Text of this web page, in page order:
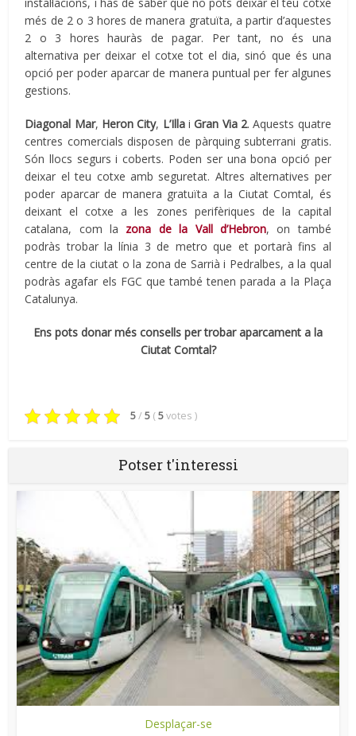
instal·lacions, i has de saber que no pots deixar el teu cotxe
més de 2 o 3 hores de manera gratuïta, a partir d’aquestes
2 o 3 hores hauràs de pagar. Per tant, no és una
alternativa per deixar el cotxe tot el dia, sinó que és una
opció per poder aparcar de manera puntual per fer algunes
gestions.
Diagonal Mar, HeronCity, L’IllaiGran Via 2. Aquests quatre
centres comercials disposen de pàrquing subterrani gratis.
Són llocs segurs i coberts. Poden ser una bona opció per
deixar el teu cotxe amb seguretat. Altres alternatives per
poder aparcar de manera gratuïta a la Ciutat Comtal, és
deixant el cotxe a les zones perifèriques de la capital
catalana, com la zona de la Vall d’Hebron, on també
podràs trobar la línia 3 de metro que et portarà fins al
centre de la ciutat o la zona de Sarrià i Pedralbes, a la qual
podràs agafar els FGC que també tenen parada a la Plaça
Catalunya.
Ens pots donar més consells per trobar aparcament a la
Ciutat Comtal?
5/ 5 (5votes )
Potser t'interessi
Desplaçar-se